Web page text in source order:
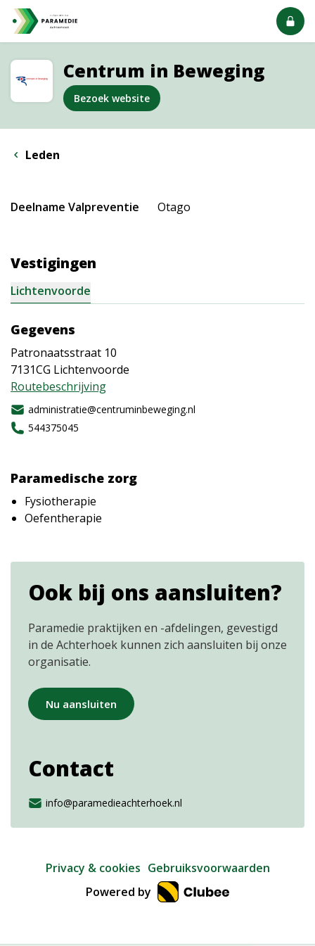
Centrum in Beweging
Bezoek website
Leden
Deelname Valpreventie Otago
Vestigingen
Lichtenvoorde
Gegevens
Patronaatsstraat 10
7131CG Lichtenvoorde
Routebeschrijving
administratie@centruminbeweging.nl
544375045
Paramedische zorg
Fysiotherapie
Oefentherapie
Ook bij ons aansluiten?
Paramedie praktijken en -afdelingen, gevestigd
in de Achterhoek kunnen zich aansluiten bij onze
organisatie.
Nu aansluiten
Contact
info@paramedieachterhoek.nl
Privacy & cookies Gebruiksvoorwaarden
Powered by